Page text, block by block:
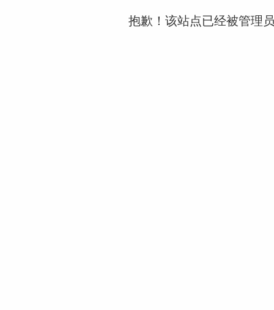
抱歉！该站点已经被管理